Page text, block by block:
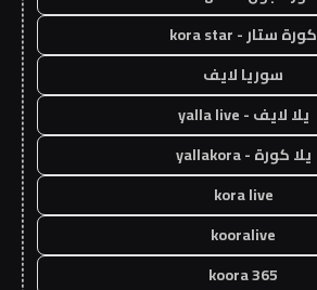
كورة ستار - kora star
سوريا لايف
يلا لايف - yalla live
يلا كورة - yallakora
kora live
kooralive
koora 365